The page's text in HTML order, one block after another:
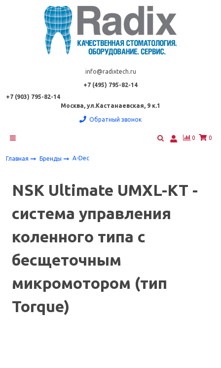
info@radixtech.ru
+7 (495) 795-82-14
+7 (903) 795-82-14
Москва, ул.Кастанаевская, 9 к.1
Обратный звонок
0 0
Главная Бренды A-Dec
NSK Ultimate UMXL-KT -
система управления
коленного типа с
бесщеточным
микромотором (тип
Torque)